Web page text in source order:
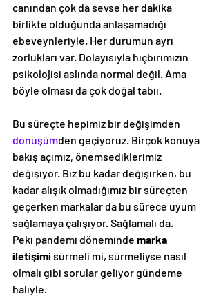
canından çok da sevse her dakika
birlikte olduğunda anlaşamadığı
ebeveynleriyle. Her durumun ayrı
zorlukları var. Dolayısıyla hiçbirimizin
psikolojisi aslında normal değil. Ama
böyle olması da çok doğal tabii.
Bu süreçte hepimiz bir değişimden
dönüşümden geçiyoruz. Birçok konuya
bakış açımız, önemsediklerimiz
değişiyor. Biz bu kadar değişirken, bu
kadar alışık olmadığımız bir süreçten
geçerken markalar da bu sürece uyum
sağlamaya çalışıyor. Sağlamalı da.
Peki pandemi döneminde marka
iletişimi sürmeli mi, sürmeliyse nasıl
olmalı gibi sorular geliyor gündeme
haliyle.